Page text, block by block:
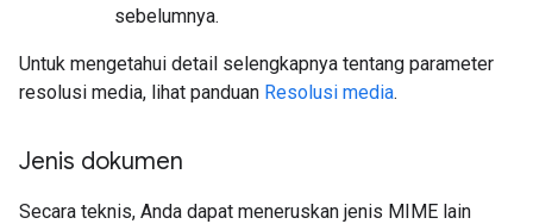
sebelumnya.
Untuk mengetahui detail selengkapnya tentang parameter
resolusi media, lihat panduan Resolusi media.
Jenis dokumen
Secara teknis, Anda dapat meneruskan jenis MIME lain